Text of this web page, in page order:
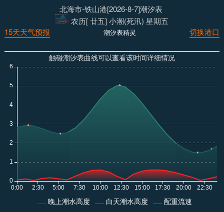
北海市-铁山港[2026-8-7]潮汐表
农历[ 廿五] 小潮(死汛) 星期五
切换港口
潮汐表精灵
15天天气预报
触碰潮汐表曲线可以查看该时间详细情况
晚上潮水高度 白天潮水高度 配重流速